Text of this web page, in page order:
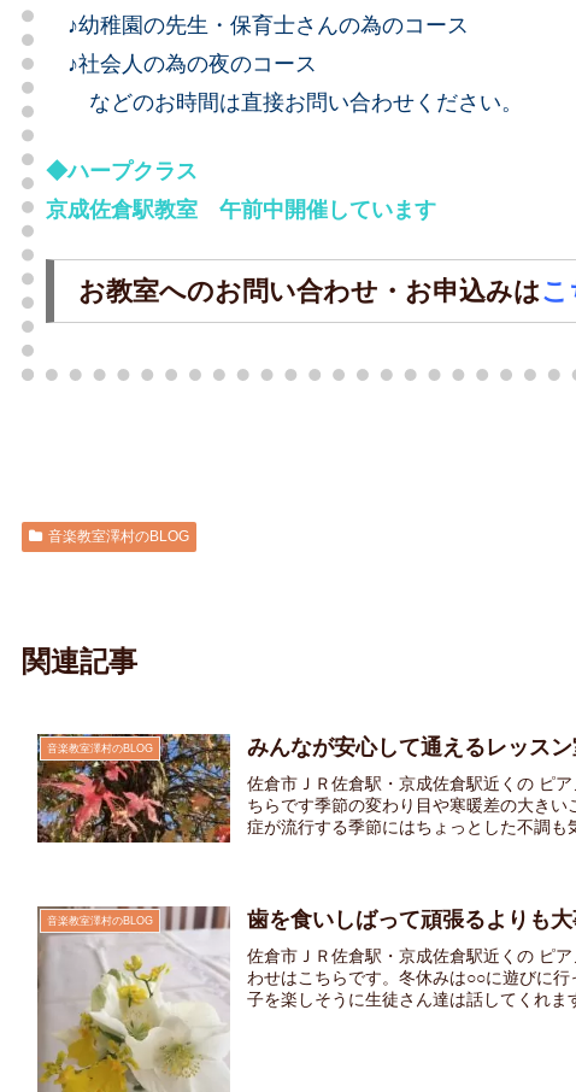
♪幼稚園の先生・保育士さんの為のコース
♪社会人の為の夜のコース
などのお時間は直接お問い合わせください。
◆ハープクラス
京成佐倉駅教室 午前中開催しています
お教室へのお問い合わせ・お申込みはこ
音楽教室澤村のBLOG
関連記事
音楽教室澤村のBLOG みんなが安心して通えるレッス
佐倉市ＪＲ佐倉駅・京成佐倉駅近くの ピ
ちらです季節の変わり目や寒暖差の大き
症が流行する季節にはちょっとした不調も
音楽教室澤村のBLOG 歯を食いしばって頑張るよりも
佐倉市ＪＲ佐倉駅・京成佐倉駅近くの ピ
わせはこちらです。冬休みは○○に遊びに
子を楽しそうに生徒さん達は話してくれま